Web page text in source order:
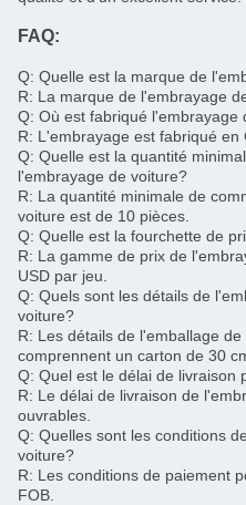
FAQ:
Q: Quelle est la marque de
R: La marque de l'embrayage
Q: Où est fabriqué l'embrayage
R: L'embrayage est fabriqué en
Q: Quelle est la quantité
l'embrayage de voiture?
R: La quantité minimale de
voiture est de 10 pièces.
Q: Quelle est la fourchette de
R: La gamme de prix de
USD par jeu.
Q: Quels sont les détails de
voiture?
R: Les détails de l'emballage
comprennent un carton de 30
Q: Quel est le délai de livraison
R: Le délai de livraison de
ouvrables.
Q: Quelles sont les conditions
voiture?
R: Les conditions de paiement
FOB.